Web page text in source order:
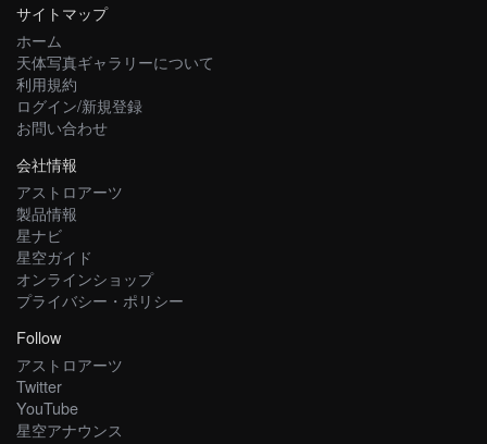
サイトマップ
ホーム
天体写真ギャラリーについて
利用規約
ログイン/新規登録
お問い合わせ
会社情報
アストロアーツ
製品情報
星ナビ
星空ガイド
オンラインショップ
プライバシー・ポリシー
Follow
アストロアーツ
Twitter
YouTube
星空アナウンス